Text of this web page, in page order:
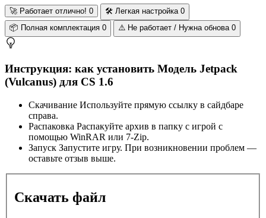
🚀Работает отлично! 0 🛠️ Легкая настройка 0
📦 Полная комплектация 0 ⚠️ Не работает / Нужна обнова 0
Инструкция: как установить Модель Jetpack
(Vulcanus) для CS 1.6
Скачивание Используйте прямую ссылку в сайдбаре
справа.
Распаковка Распакуйте архив в папку с игрой с
помощью WinRAR или 7-Zip.
Запуск Запустите игру. При возникновении проблем —
оставьте отзыв выше.
Скачать файл